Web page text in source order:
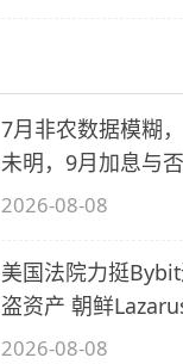
7月非农数据模糊
未明，9月加息与
2026-08-08
美国法院力挺
盗资产 朝鲜
2026-08-08